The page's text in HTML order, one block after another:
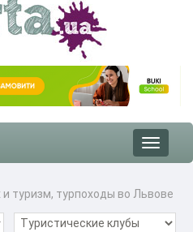
Toggle
туризм, турпоходы во Львове